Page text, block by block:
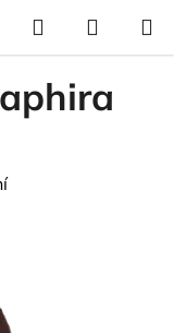
Hledat
KOŠÍK